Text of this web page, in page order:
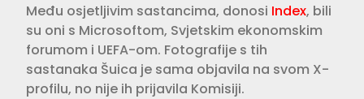
Među osjetljivim sastancima, donosi Index, bili
su oni s Microsoftom, Svjetskim ekonomskim
forumom i UEFA-om. Fotografije s tih
sastanaka Šuica je sama objavila na svom X-
profilu, no nije ih prijavila Komisiji.